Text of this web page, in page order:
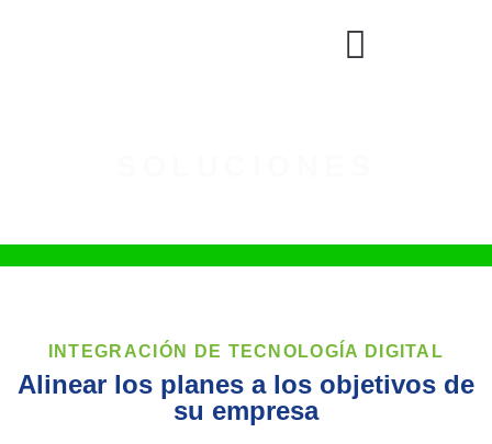
INTEGRACIÓN DE TECNOLOGÍA DIGITAL
Alinear los planes a los objetivos de
su empresa